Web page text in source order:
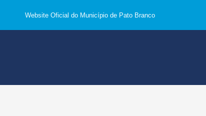
Website Oficial do Município de Pato Branco